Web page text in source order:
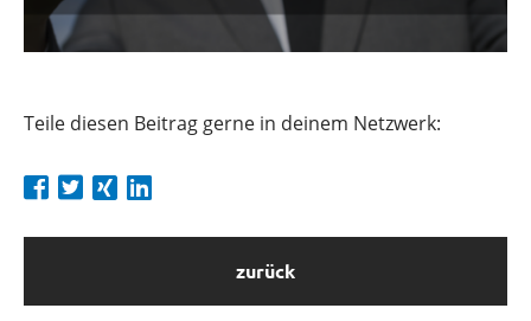
Teile diesen Beitrag gerne in deinem Netzwerk:
zurück